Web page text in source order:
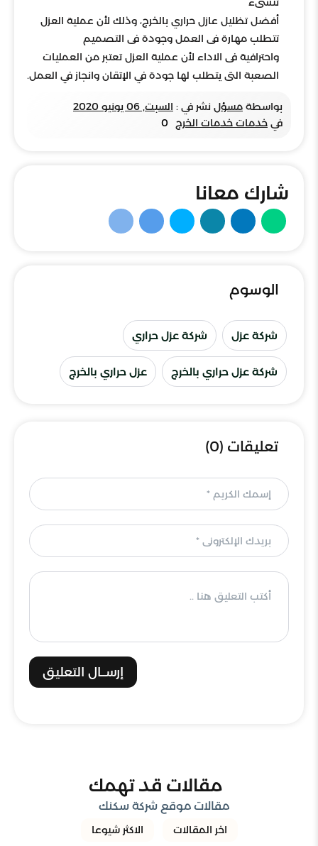
أفضل تظليل عازل حراري بالخرج، وذلك لأن عملية العزل
تتطلب مهارة فى العمل وجودة فى التصميم
واحترافية فى الاداء لأن عملية العزل تعتبر من العمليات
الصعبة التى يتطلب لها جودة في الإتقان وانجاز في العمل.
بواسطة مسؤل نشر في : السبت, 06 يونيو 2020
في خدمات خدمات الخرج 0
شارك معانا
الوسوم
شركة عزل شركة عزل حراري
شركة عزل حراري بالخرج عزل حراري بالخرج
تعليقات (0)
إرســال التعليق
مقالات قد تهمك
مقالات موقع شركة سكنك
اخر المقالات الاكثر شيوعا